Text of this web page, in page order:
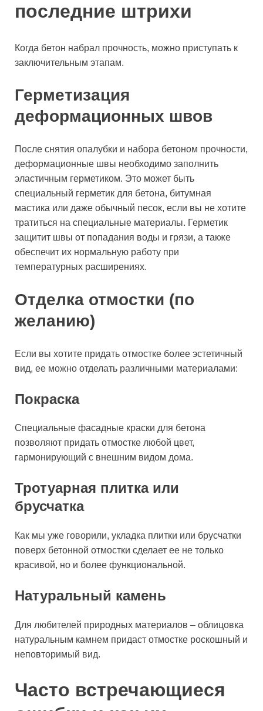
последние штрихи
Когда бетон набрал прочность, можно приступать к
заключительным этапам.
Герметизация
деформационных швов
После снятия опалубки и набора бетоном прочности,
деформационные швы необходимо заполнить
эластичным герметиком. Это может быть
специальный герметик для бетона, битумная
мастика или даже обычный песок, если вы не хотите
тратиться на специальные материалы. Герметик
защитит швы от попадания воды и грязи, а также
обеспечит их нормальную работу при
температурных расширениях.
Отделка отмостки (по
желанию)
Если вы хотите придать отмостке более эстетичный
вид, ее можно отделать различными материалами:
Покраска
Специальные фасадные краски для бетона
позволяют придать отмостке любой цвет,
гармонирующий с внешним видом дома.
Тротуарная плитка или
брусчатка
Как мы уже говорили, укладка плитки или брусчатки
поверх бетонной отмостки сделает ее не только
красивой, но и более функциональной.
Натуральный камень
Для любителей природных материалов – облицовка
натуральным камнем придаст отмостке роскошный и
неповторимый вид.
Часто встречающиеся